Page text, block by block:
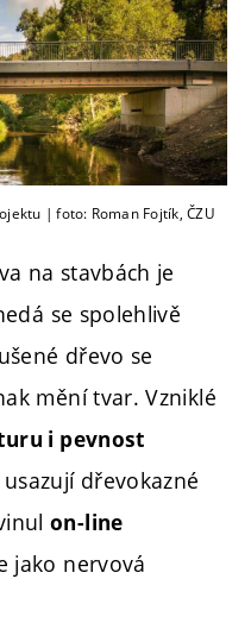
| foto: Roman Fojtík, ČZU
na stavbách je
se spolehlivě
dřevo se
mění tvar. Vzniklé
i pevnost
dřevokazné
on-line
jako nervová